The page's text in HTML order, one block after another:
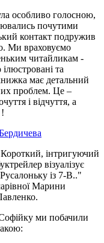
особливо голосною,
почутими
контакт подружив
Ми враховуємо
читайликам -
та
має детальний
проблем. Це –
і відчуття, а
Короткий, інтригуючий
візуалізує
із 7-В.."
Марини
ми побачили